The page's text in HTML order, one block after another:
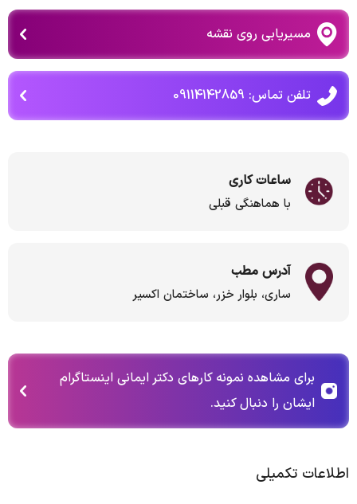
مسیریابی روی نقشه
تلفن تماس: 09114142859
ساعات کاری
با هماهنگی قبلی
آدرس مطب
ساری، بلوار خزر، ساختمان اکسیر
برای مشاهده نمونه کارهای دکتر ایمانی اینستاگرام
ایشان را دنبال کنید.
اطلاعات تکمیلی